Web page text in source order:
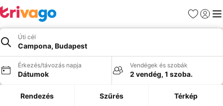
Kedvencek
Úti cél
Campona, Budapest
Érkezés/távozás napja
Dátumok
Vendégek és szobák
2 vendég, 1 szoba.
Rendezés Szűrés Térkép